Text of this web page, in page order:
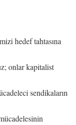
hedef tahtasına
onlar kapitalist
sendikaların